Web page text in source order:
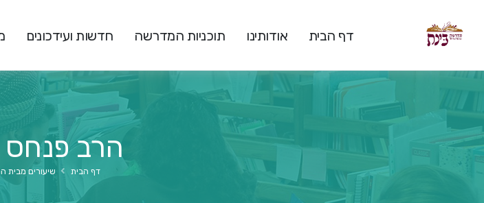
דף הבית אודותינו תוכניות המדרשה חדשות ועידכונים
הרב פנחס
דף הבית שיעורים מבית